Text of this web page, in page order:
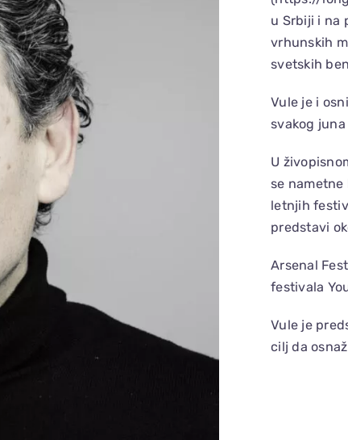
u Srbiji i na
vrhunskih
svetskih
Vule je i
svakog
U
se
letnjih
predstavi
Arsenal
festivala
Vule je
cilj da